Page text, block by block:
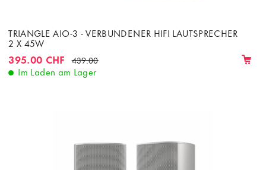
TRIANGLE AIO-3 - VERBUNDENER HIFI LAUTSPRECHER
2 X 45W
395.00 CHF 439.00
Im Laden am Lager